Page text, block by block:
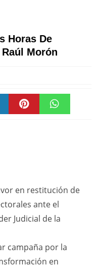
Horas De
Morón
en restitución de
ante el
Judicial de la
campaña por la
en